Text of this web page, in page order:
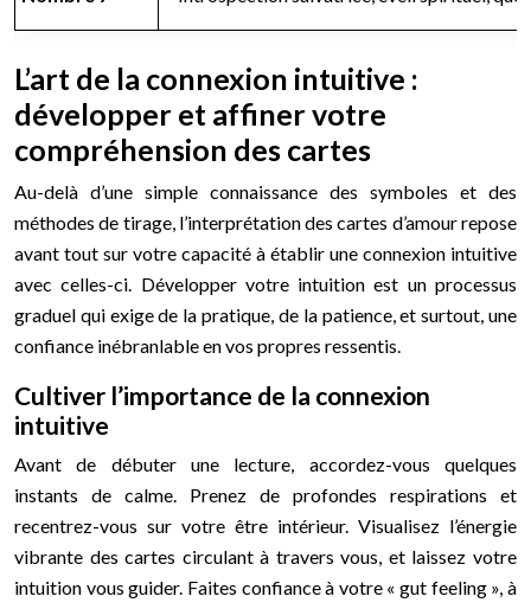
L’art de la connexion intuitive :
développer et affiner votre
compréhension des cartes
Au-delà d’une simple connaissance des symboles et des
méthodes de tirage, l’interprétation des cartes d’amour repose
avant tout sur votre capacité à établir une connexion intuitive
avec celles-ci. Développer votre intuition est un processus
graduel qui exige de la pratique, de la patience, et surtout, une
confiance inébranlable en vos propres ressentis.
Cultiver l’importance de la connexion
intuitive
Avant de débuter une lecture, accordez-vous quelques
instants de calme. Prenez de profondes respirations et
recentrez-vous sur votre être intérieur. Visualisez l’énergie
vibrante des cartes circulant à travers vous, et laissez votre
intuition vous guider. Faites confiance à votre « gut feeling », à